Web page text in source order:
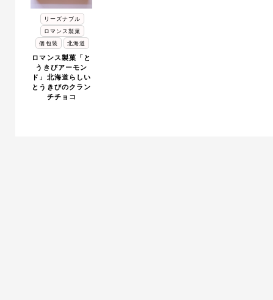
リーズナブル
ロマンス製菓
個包装
北海道
ロマンス製菓「と
うきびアーモン
ド」北海道らしい
とうきびのクラン
チチョコ